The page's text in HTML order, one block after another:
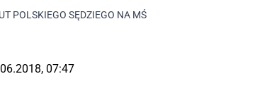
POLSKIEGO SĘDZIEGO NA MŚ
07:47